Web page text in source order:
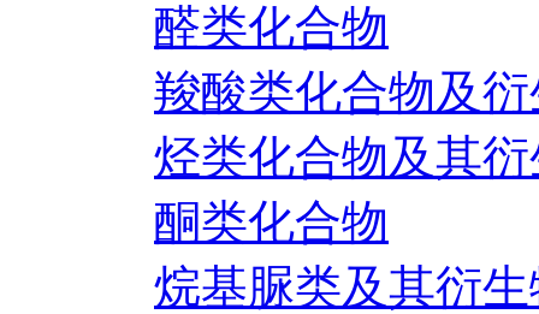
醛类化合物
羧酸类化合物及
烃类化合物及其
酮类化合物
烷基脲类及其衍